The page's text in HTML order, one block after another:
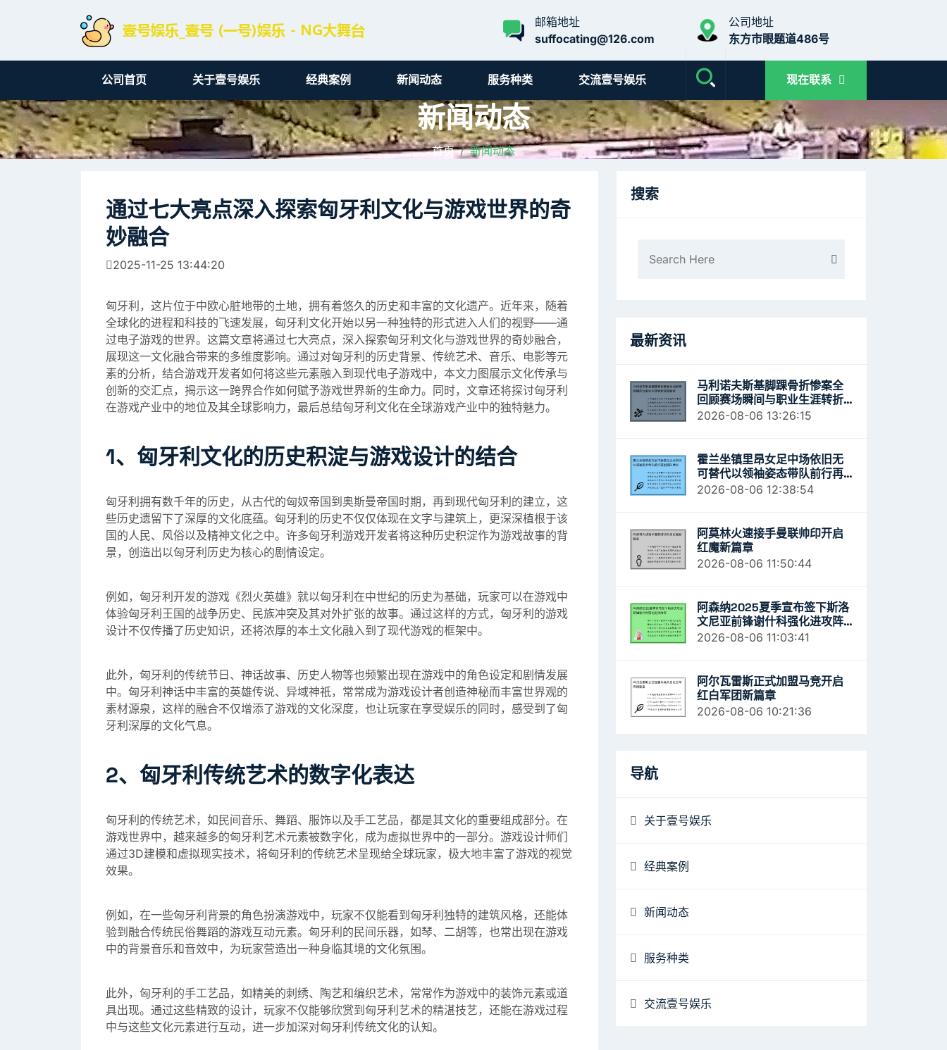
邮箱地址
suffocating@126.com
公司地址
东方市眼题道486号
公司首页 关于壹号娱乐 经典案例 新闻动态 服务种类 交流壹号娱乐 现在联系
新闻动态
首页 新闻动态
通过七大亮点深入探索匈牙利文化与游戏世界的奇
妙融合
2025-11-25 13:44:20
匈牙利，这片位于中欧心脏地带的土地，拥有着悠久的历史和丰富的文化遗产。近年来，随着
全球化的进程和科技的飞速发展，匈牙利文化开始以另一种独特的形式进入人们的视野——通
过电子游戏的世界。这篇文章将通过七大亮点，深入探索匈牙利文化与游戏世界的奇妙融合，
展现这一文化融合带来的多维度影响。通过对匈牙利的历史背景、传统艺术、音乐、电影等元
素的分析，结合游戏开发者如何将这些元素融入到现代电子游戏中，本文力图展示文化传承与
创新的交汇点，揭示这一跨界合作如何赋予游戏世界新的生命力。同时，文章还将探讨匈牙利
在游戏产业中的地位及其全球影响力，最后总结匈牙利文化在全球游戏产业中的独特魅力。
1、匈牙利文化的历史积淀与游戏设计的结合
匈牙利拥有数千年的历史，从古代的匈奴帝国到奥斯曼帝国时期，再到现代匈牙利的建立，这
些历史遗留下了深厚的文化底蕴。匈牙利的历史不仅仅体现在文字与建筑上，更深深植根于该
国的人民、风俗以及精神文化之中。许多匈牙利游戏开发者将这种历史积淀作为游戏故事的背
景，创造出以匈牙利历史为核心的剧情设定。
例如，匈牙利开发的游戏《烈火英雄》就以匈牙利在中世纪的历史为基础，玩家可以在游戏中
体验匈牙利王国的战争历史、民族冲突及其对外扩张的故事。通过这样的方式，匈牙利的游戏
设计不仅传播了历史知识，还将浓厚的本土文化融入到了现代游戏的框架中。
此外，匈牙利的传统节日、神话故事、历史人物等也频繁出现在游戏中的角色设定和剧情发展
中。匈牙利神话中丰富的英雄传说、异域神祇，常常成为游戏设计者创造神秘而丰富世界观的
素材源泉，这样的融合不仅增添了游戏的文化深度，也让玩家在享受娱乐的同时，感受到了匈
牙利深厚的文化气息。
2、匈牙利传统艺术的数字化表达
匈牙利的传统艺术，如民间音乐、舞蹈、服饰以及手工艺品，都是其文化的重要组成部分。在
游戏世界中，越来越多的匈牙利艺术元素被数字化，成为虚拟世界中的一部分。游戏设计师们
通过3D建模和虚拟现实技术，将匈牙利的传统艺术呈现给全球玩家，极大地丰富了游戏的视觉
效果。
例如，在一些匈牙利背景的角色扮演游戏中，玩家不仅能看到匈牙利独特的建筑风格，还能体
验到融合传统民俗舞蹈的游戏互动元素。匈牙利的民间乐器，如琴、二胡等，也常出现在游戏
中的背景音乐和音效中，为玩家营造出一种身临其境的文化氛围。
此外，匈牙利的手工艺品，如精美的刺绣、陶艺和编织艺术，常常作为游戏中的装饰元素或道
具出现。通过这些精致的设计，玩家不仅能够欣赏到匈牙利艺术的精湛技艺，还能在游戏过程
中与这些文化元素进行互动，进一步加深对匈牙利传统文化的认知。
搜索
最新资讯
马利诺夫斯基脚踝骨折惨案全
回顾赛场瞬间与职业生涯转折
深度解析
2026-08-06 13:26:15
霍兰坐镇里昂女足中场依旧无
可替代以领袖姿态带队前行再
创强队荣光
2026-08-06 12:38:54
阿莫林火速接手曼联帅印开启
红魔新篇章
2026-08-06 11:50:44
阿森纳2025夏季宣布签下斯洛
文尼亚前锋谢什科强化进攻阵
容
2026-08-06 11:03:41
阿尔瓦雷斯正式加盟马竞开启
红白军团新篇章
2026-08-06 10:21:36
导航
关于壹号娱乐
经典案例
新闻动态
服务种类
交流壹号娱乐